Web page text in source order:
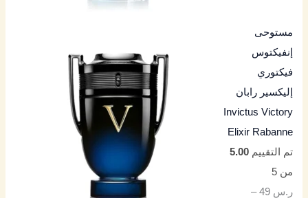
مستوحى
إنفيكتوس
فيكتوري
إليكسير رابان
Invictus Victory
Elixir Rabanne
تم التقييم5.00
من 5
ر.س 49
–